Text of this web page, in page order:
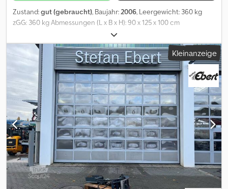
Zustand:gut (gebraucht), Baujahr:2006, Leergewicht: 360 kg
zGG: 360 kg Abmessungen (L x B x H): 90 x 125 x 100 cm
Technischer Zustand: gut Optischer Zustand: gut Hersteller:
Clean Mat Trucks B.V. Wageningsestraat 17 6673DB ANDELST, NL
Crodpfx Asztdxzjguof
Kleinanzeige